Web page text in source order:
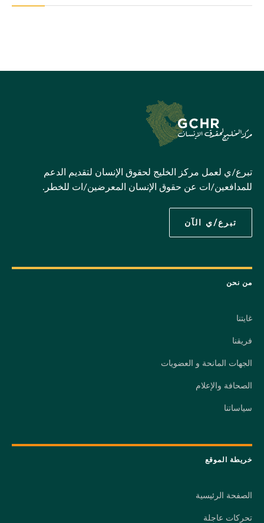
تبرع/ي لعمل مركز الخليج لحقوق الإنسان لتقديم الدعم
للمدافعين/ات عن حقوق الإنسان المعرضين/ات للخطر.
تبرع/ي الآن
من نحن
غايتنا
فريقنا
الجهات المانحة و العضويات
الصحافة والإعلام
سياساتنا
خريطة الموقع
الصفحة الرئيسية
تحركات عاجلة